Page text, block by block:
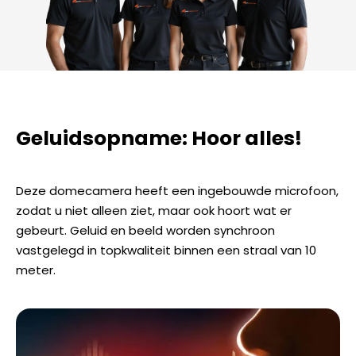
Geluidsopname: Hoor alles!
Deze domecamera heeft een ingebouwde microfoon,
zodat u niet alleen ziet, maar ook hoort wat er
gebeurt. Geluid en beeld worden synchroon
vastgelegd in topkwaliteit binnen een straal van 10
meter.